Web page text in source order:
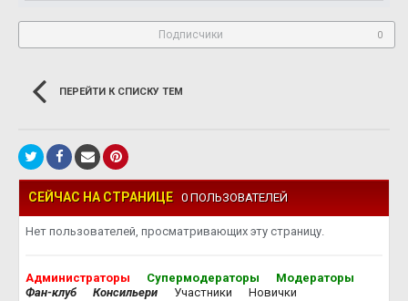
Подписчики 0
ПЕРЕЙТИ К СПИСКУ ТЕМ
СЕЙЧАС НА СТРАНИЦЕ 0 ПОЛЬЗОВАТЕЛЕЙ
Нет пользователей, просматривающих эту страницу.
Администраторы Супермодераторы
Модераторы
Фан-клуб
Консильери Участники Новички